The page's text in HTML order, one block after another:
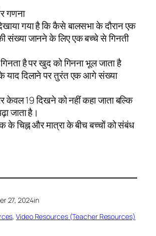
गणना
गया है कि कैसे बालसभा के दौरान एक
की संख्या जानने के लिए एक बच्चे से गिनती
है पर खुद को गिनना भूल जाता है
के याद दिलाने पर तुरंत एक आगे संख्या
केवल 19 दिखने को नहीं कहा जाता बल्कि
जाता है।
चिह्न और मात्रा के बीच बच्चों को संबंध
27, 2024in
, Video Resources (Teacher Resources)